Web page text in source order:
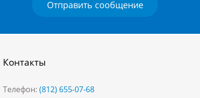
Контакты
Телефон: (812) 655-07-68